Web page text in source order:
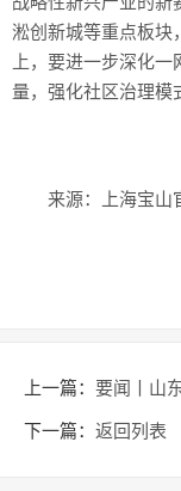
淞创新城等重点板块
上，要进一步深化
量，强化社区治理模
来源：上海宝山
上一篇： 要闻丨山
岗位开发等领域出
下一篇： 返回列表